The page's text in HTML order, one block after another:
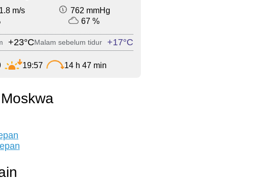
m/s
762 mmHg
67 %
+23°CMalam sebelum tidur +17°C
19:57 14 h 47 min